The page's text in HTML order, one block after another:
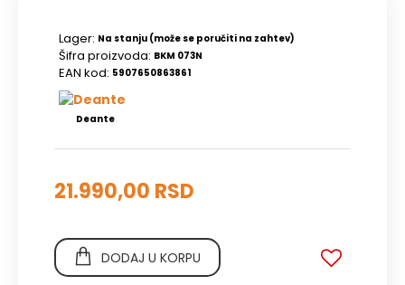
Lager: Na stanju (može se poručiti na zahtev)
Šifra proizvoda: BKM 073N
EAN kod: 5907650863861
Deante
21.990,00 RSD
DODAJ U KORPU